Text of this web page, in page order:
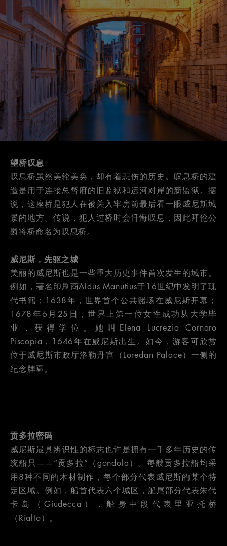
望桥叹息
叹息桥虽然美轮美奂，却有着悲伤的历史。叹息桥的建
造是用于连接总督府的旧监狱和运河对岸的新监狱。据
说，这座桥是犯人在被关入牢房前最后看一眼威尼斯城
景的地方。传说，犯人过桥时会忏悔叹息，因此拜伦公
爵将桥命名为叹息桥。
威尼斯，先驱之城
美丽的威尼斯也是一些重大历史事件首次发生的城市。
例如，著名印刷商Aldus Manutius于16世纪中发明了现
代书籍；1638年，世界首个公共赌场在威尼斯开幕；
1678年6月25日，世界上第一位女性成功从大学毕
业，获得学位。她叫Elena Lucrezia Cornaro
Piscopia，1646年在威尼斯出生。如今，游客可欣赏
位于威尼斯市政厅洛勒丹宫（Loredan Palace）一侧的
纪念牌匾。
贡多拉密码
威尼斯最具辨识性的标志也许是拥有一千多年历史的传
统船只——“贡多拉”（gondola）。每艘贡多拉船均采
用8种不同的木材制作，每个部分代表威尼斯的某个特
定区域。例如，船首代表六个城区，船尾部分代表朱代
卡岛（Giudecca），船身中段代表里亚托桥
（Rialto）。